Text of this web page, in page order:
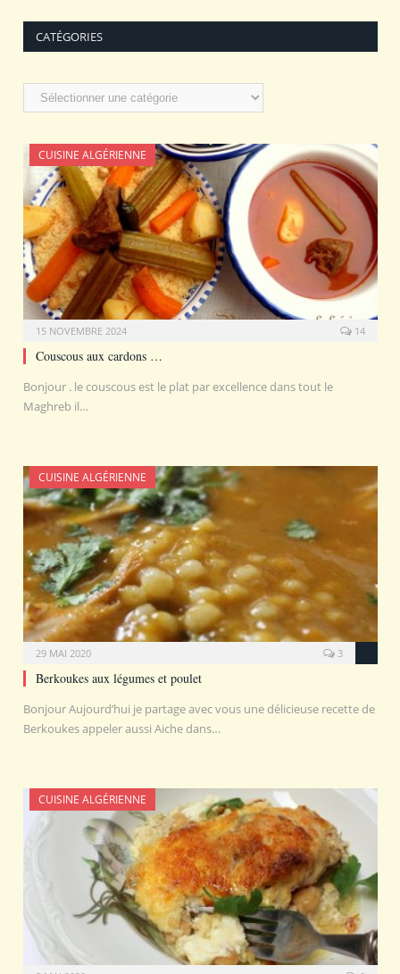
CATÉGORIES
Catégories
CUISINE ALGÉRIENNE
15 NOVEMBRE 2024 14
Couscous aux cardons …
Bonjour . le couscous est le plat par excellence dans tout le
Maghreb il…
CUISINE ALGÉRIENNE
29 MAI 2020 3
Berkoukes aux légumes et poulet
Bonjour Aujourd’hui je partage avec vous une délicieuse recette de
Berkoukes appeler aussi Aiche dans…
CUISINE ALGÉRIENNE